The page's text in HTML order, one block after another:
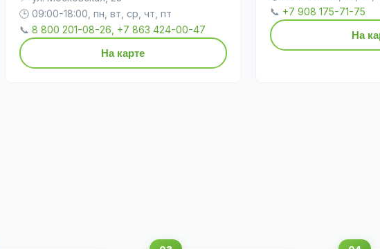
🕒 09:00-18:00, пн, вт, ср, чт, пт
📞8 800 201-08-26, +7 863 424-00-47
На карте
📞 +7 908 175-71-75
На